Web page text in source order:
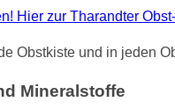
Hier zur Tharandter
Mineralstoffe